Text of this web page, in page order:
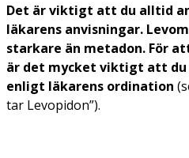
Det är viktigt att du alltid
läkarens anvisningar.
starkare än metadon. För
är det mycket viktigt att du
enligt läkarens ordination
tar Levopidon”).